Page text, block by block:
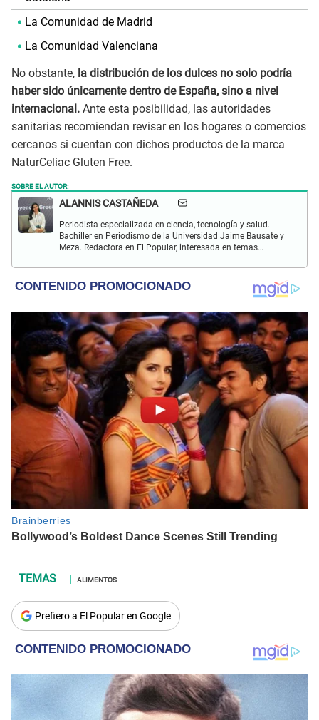
La Comunidad de Madrid
La Comunidad Valenciana
No obstante, la distribución de los dulces no solo podría
haber sido únicamente dentro de España, sino a nivel
internacional. Ante esta posibilidad, las autoridades
sanitarias recomiendan revisar en los hogares o comercios
cercanos si cuentan con dichos productos de la marca
NaturCeliac Gluten Free.
SOBRE EL AUTOR:
ALANNIS CASTAÑEDA
Periodista especializada en ciencia, tecnología y salud.
Bachiller en Periodismo de la Universidad Jaime Bausate y
Meza. Redactora en El Popular, interesada en temas
astronómicos, hallazgos y más.
ALIMENTOS
Prefiero a El Popular en Google